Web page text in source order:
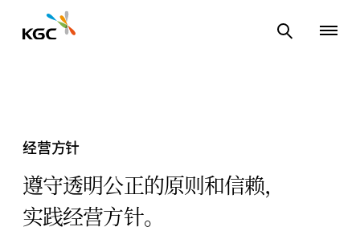
经营方针
遵守透明公正的原则和信赖，
实践经营方针。